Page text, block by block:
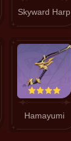
Skyward Harp
Hamayumi